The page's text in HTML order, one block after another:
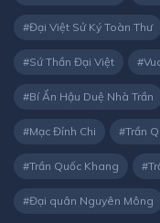
Đại Việt Sử Ký Toàn Thư
Sứ Thần Đại Việt
Bí Ẩn Hậu Duệ Nhà Trần
Mạc Đỉnh Chi Trần
Trần Quốc Khang
Đại quân Nguyên Mông